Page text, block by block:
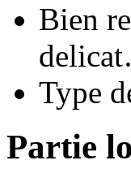
Bien
Type
Partie